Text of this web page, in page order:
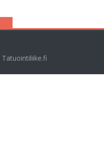
Tatuointiliike.fi